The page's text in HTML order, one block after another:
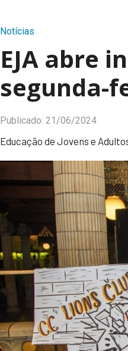
Notícias
EJA abre
segunda-
Publicado: 21/06/2024
Educação de Jovens e